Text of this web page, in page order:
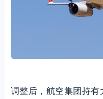
调整后，航空集团持